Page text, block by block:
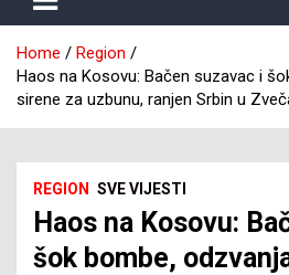
Home
Region
Haos na Kosovu: Bačen suzavac i
sirene za uzbunu, ranjen Srbin u
REGION SVE VIJESTI
Haos na Kosovu:
šok bombe,